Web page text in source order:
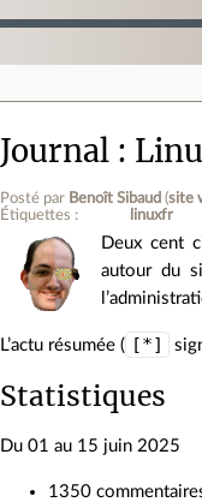
Journal
Posté par Benoît Sibaud (site
Étiquettes :
linuxfr
Deux cent
autour du
L’actu résumée ( [*]
Statistiques
Du 01 au 15 juin 2025
1350